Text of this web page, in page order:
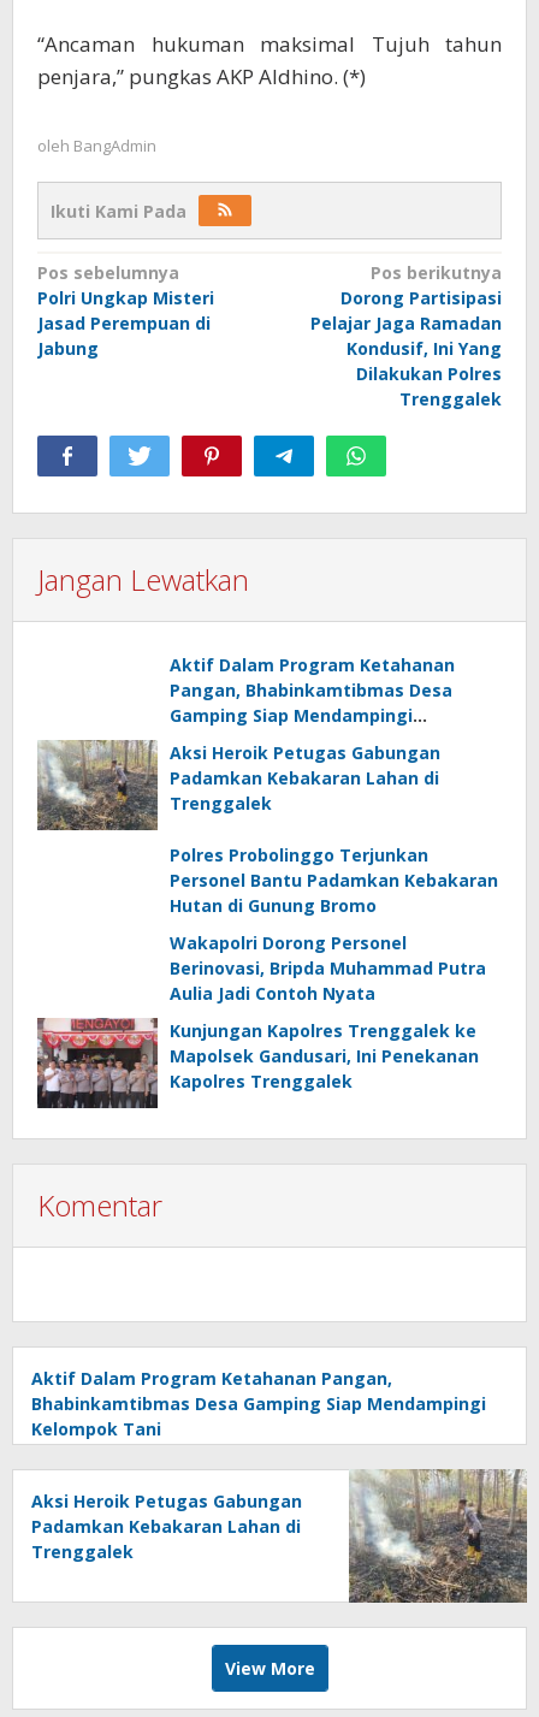
“Ancaman hukuman maksimal Tujuh tahun
penjara,” pungkas AKP Aldhino. (*)
oleh BangAdmin
Ikuti Kami Pada
Navigasi
pos
Pos sebelumnya
Polri Ungkap Misteri
Jasad Perempuan di
Jabung
Pos berikutnya
Dorong Partisipasi
Pelajar Jaga Ramadan
Kondusif, Ini Yang
Dilakukan Polres
Trenggalek
Jangan Lewatkan
Aktif Dalam Program Ketahanan
Pangan, Bhabinkamtibmas Desa
Gamping Siap Mendampingi
Kelompok Tani
Aksi Heroik Petugas Gabungan
Padamkan Kebakaran Lahan di
Trenggalek
Polres Probolinggo Terjunkan
Personel Bantu Padamkan Kebakaran
Hutan di Gunung Bromo
Wakapolri Dorong Personel
Berinovasi, Bripda Muhammad Putra
Aulia Jadi Contoh Nyata
Kunjungan Kapolres Trenggalek ke
Mapolsek Gandusari, Ini Penekanan
Kapolres Trenggalek
Komentar
Aktif Dalam Program Ketahanan Pangan,
Bhabinkamtibmas Desa Gamping Siap Mendampingi
Kelompok Tani
Aksi Heroik Petugas Gabungan
Padamkan Kebakaran Lahan di
Trenggalek
View More